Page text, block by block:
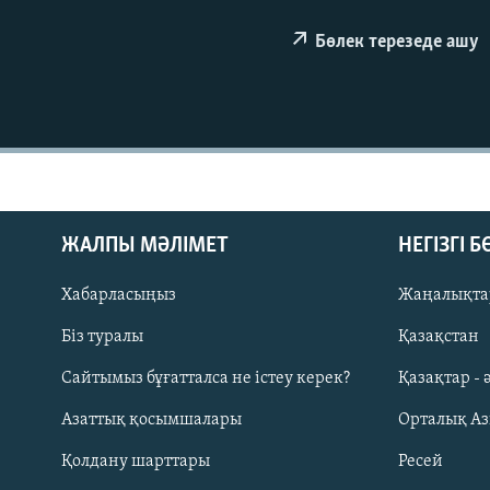
Русский
Бөлек терезеде ашу
ЖАЛПЫ МӘЛІМЕТ
Хабарласыңыз
Біз туралы
Сайтымыз бұғатталса не істеу керек?
Азаттық қосымшалары
Қолдану шарттары
НЕГІЗГІ
Қазақстан
Қазақтар -
Орталық
Ресей